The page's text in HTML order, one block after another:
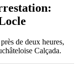
de deux heures,
Calçada.